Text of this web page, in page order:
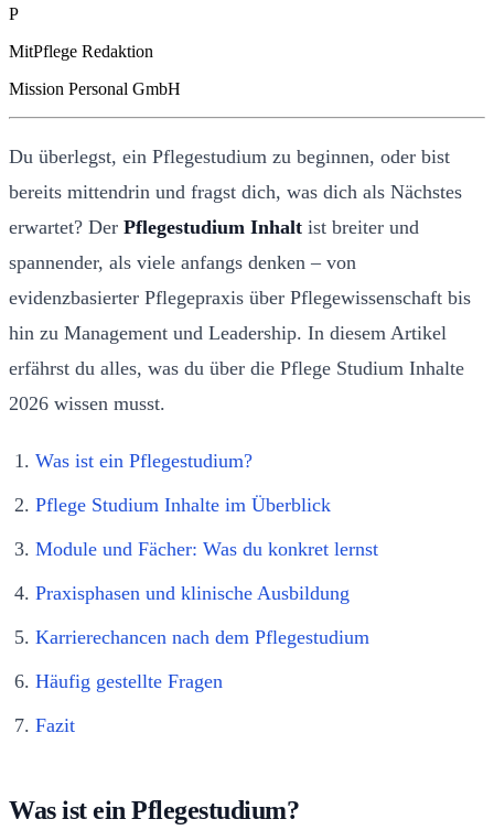
P
MitPflege Redaktion
Mission Personal GmbH
Du überlegst, ein Pflegestudium zu beginnen, oder bist
bereits mittendrin und fragst dich, was dich als Nächstes
erwartet? Der Pflegestudium Inhalt ist breiter und
spannender, als viele anfangs denken – von
evidenzbasierter Pflegepraxis über Pflegewissenschaft bis
hin zu Management und Leadership. In diesem Artikel
erfährst du alles, was du über die Pflege Studium Inhalte
2026 wissen musst.
Was ist ein Pflegestudium?
Pflege Studium Inhalte im Überblick
Module und Fächer: Was du konkret lernst
Praxisphasen und klinische Ausbildung
Karrierechancen nach dem Pflegestudium
Häufig gestellte Fragen
Fazit
Was ist ein Pflegestudium?